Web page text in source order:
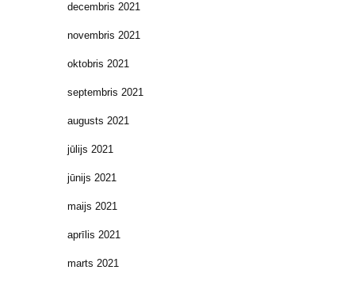
decembris 2021
novembris 2021
oktobris 2021
septembris 2021
augusts 2021
jūlijs 2021
jūnijs 2021
maijs 2021
aprīlis 2021
marts 2021